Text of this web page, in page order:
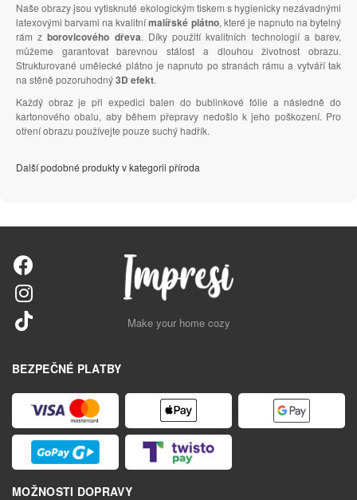
Naše obrazy jsou vytisknuté ekologickým tiskem s hygienicky nezávadnými
latexovými barvami na kvalitnímalířské plátno, které je napnuto na bytelný
rám zborovicového dřeva. Díky použití kvalitních technologií a barev,
můžeme garantovat barevnou stálost a dlouhou životnost obrazu.
Strukturované umělecké plátno je napnuto po stranách rámu a vytváří tak
na stěně pozoruhodný3D efekt.
Každý obraz je při expedici balen do bublinkové fólie a následně do
kartonového obalu, aby během přepravy nedošlo k jeho poškození. Pro
otření obrazu používejte pouze suchý hadřík.
Další podobné produkty v kategorii příroda
Make your home cozy
BEZPEČNÉ PLATBY
MOŽNOSTI DOPRAVY